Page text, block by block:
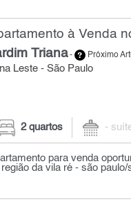
à Venda
Triana- Próximo
Leste - São Paulo
2 quartos -
para venda
região da vila ré - são